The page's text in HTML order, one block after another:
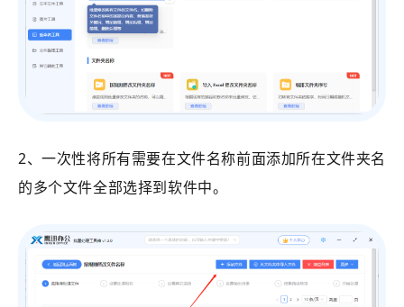
2、一次性将所有需要在文件名称前面添加所在文件夹名
的多个文件全部选择到软件中。